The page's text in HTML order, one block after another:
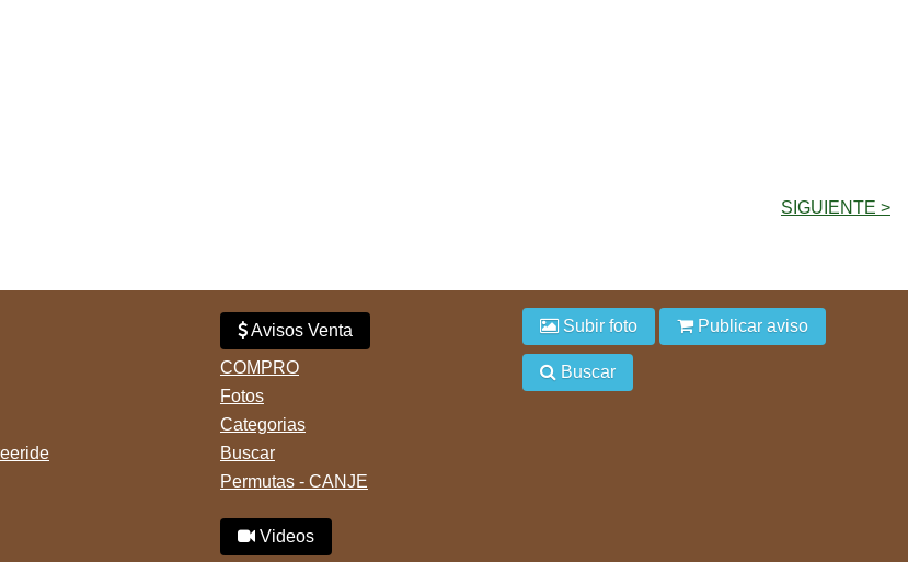
SIGUIENTE >
Avisos Venta
COMPRO
Fotos
Categorias
Buscar
Permutas - CANJE
Videos
Subir foto Publicar aviso
Buscar